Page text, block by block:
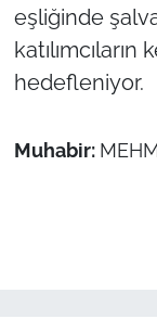
eşliğinde
hedefleniyor.
Muhabir: